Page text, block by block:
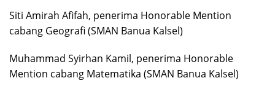
Siti Amirah Afifah, penerima Honorable Mention
cabang Geografi (SMAN Banua Kalsel)
Muhammad Syirhan Kamil, penerima Honorable
Mention cabang Matematika (SMAN Banua Kalsel)